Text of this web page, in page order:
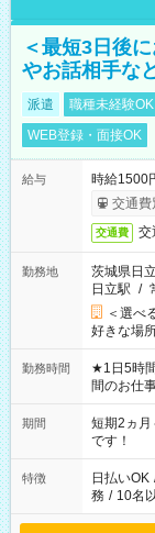
＜最短3日後
やお話相手な
派遣 職種未経験OK
WEB登録・面接OK
給与
時給1500
交通費
交通費 交
勤務地
茨城県日
日立駅 /
＜選べ
好きな場
勤務時間
★1日5時
間のお仕
家庭の都
※週最低
期間
短期2ヵ
です！
特徴 日払いOK
務 / 10名